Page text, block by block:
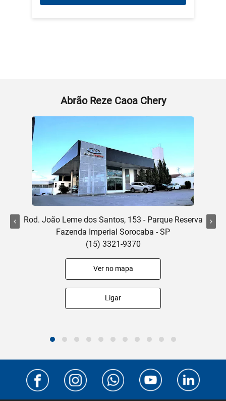
Abrão Reze Caoa Chery
Rod. João Leme dos Santos, 153 - Parque Reserva
Fazenda Imperial Sorocaba - SP
(15) 3321-9370
Ver no mapa
Ligar